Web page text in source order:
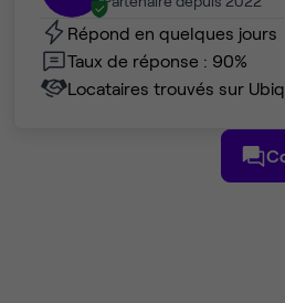
Répond en quelques jours
Taux de réponse : 90%
Locataires trouvés sur Ubiq